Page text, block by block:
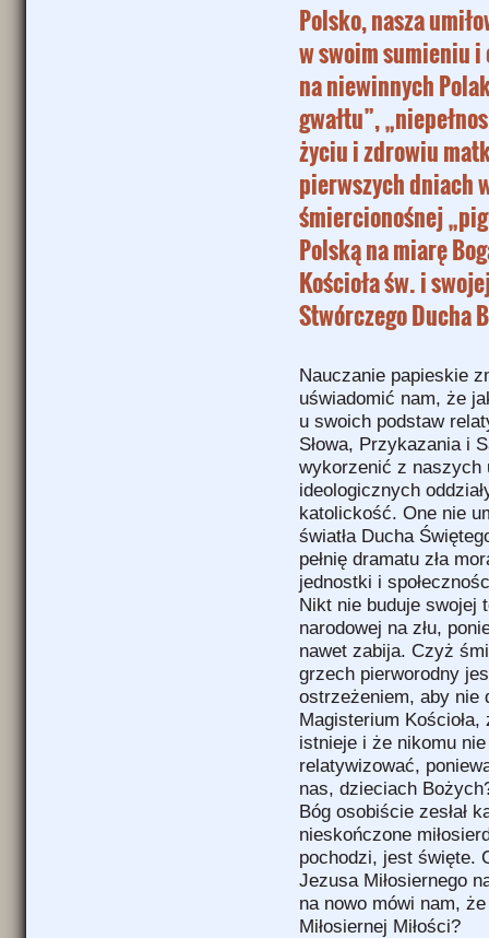
Polsko, nasza
w swoim sumieniu
na niewinnych
gwałtu”,
życiu i zdrowiu
pierwszych dniach
śmiercionośnej
Polską na miarę
Kościoła św. i
Stwórczego Ducha
Nauczanie papieskie
uświadomić nam, że
u swoich podstaw
Słowa, Przykazania i
wykorzenić z naszych
ideologicznych
katolickość. One nie
światła Ducha
pełnię dramatu zła
jednostki i
Nikt nie buduje swojej
narodowej na złu,
nawet zabija. Czyż
grzech pierworodny
ostrzeżeniem, aby nie
Magisterium
istnieje i że nikomu
relatywizować,
nas, dzieciach
Bóg osobiście zesłał
nieskończone
pochodzi, jest święte.
Jezusa Miłosiernego
na nowo mówi nam,
Miłosiernej Miłości?